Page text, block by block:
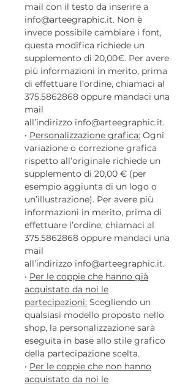
mail con il testo da inserire a
info@arteegraphic.it. Non è
invece possibile cambiare i font,
questa modifica richiede un
supplemento di 20,00€. Per avere
più informazioni in merito, prima
di effettuare l’ordine, chiamaci al
375.5862868 oppure mandaci una
mail
all’indirizzo info@arteegraphic.it.
• Personalizzazione grafica: Ogni
variazione o correzione grafica
rispetto all’originale richiede un
supplemento di 20,00 € (per
esempio aggiunta di un logo o
un’illustrazione). Per avere più
informazioni in merito, prima di
effettuare l’ordine, chiamaci al
375.5862868 oppure mandaci una
mail
all’indirizzo info@arteegraphic.it.
• Per le coppie che hanno già
acquistato da noi le
partecipazioni: Scegliendo un
qualsiasi modello proposto nello
shop, la personalizzazione sarà
eseguita in base allo stile grafico
della partecipazione scelta.
• Per le coppie che non hanno
acquistato da noi le